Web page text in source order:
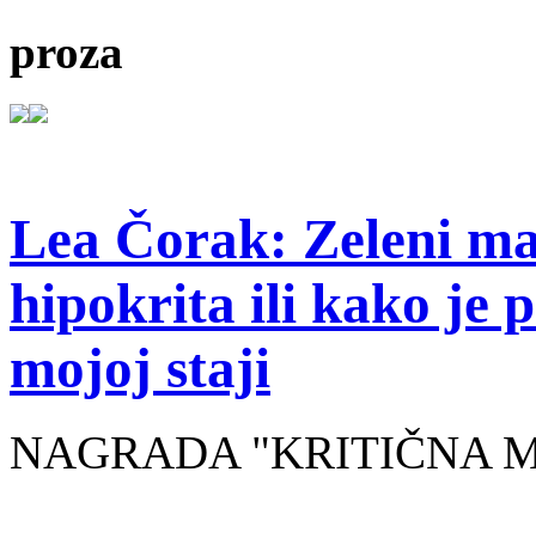
proza
Lea Čorak: Zeleni
hipokrita ili kako je
mojoj staji
NAGRADA "KRITIČNA